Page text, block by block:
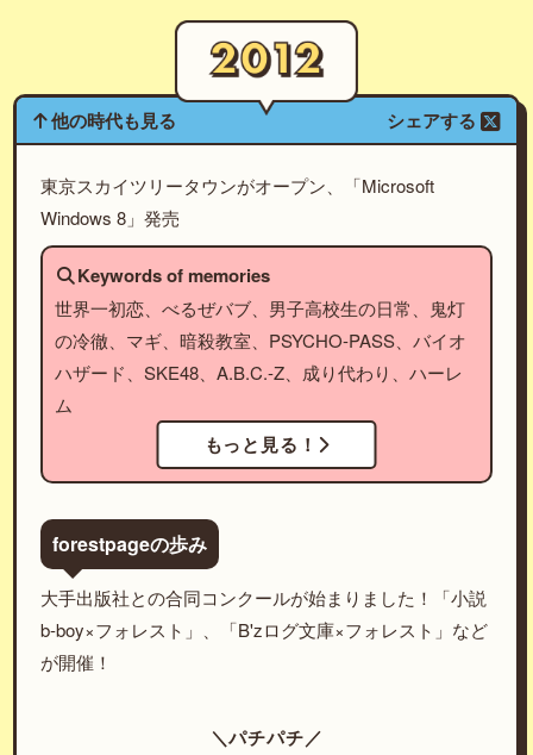
他の時代も見る シェアする
東京スカイツリータウンがオープン、「Microsoft
Windows 8」発売
Keywords of memories
世界一初恋、べるぜバブ、男子高校生の日常、鬼灯
の冷徹、マギ、暗殺教室、PSYCHO-PASS、バイオ
ハザード、SKE48、A.B.C.-Z、成り代わり、ハーレ
ム
もっと見る！
forestpageの歩み
大手出版社との合同コンクールが始まりました！「小説
b-boy×フォレスト」、「B'zログ文庫×フォレスト」など
が開催！
＼パチパチ／